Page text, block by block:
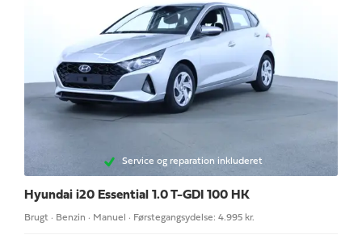
Service og reparation inkluderet
Hyundai i20 Essential 1.0 T-GDI 100 HK
Brugt · Benzin · Manuel · Førstegangsydelse: 4.995 kr.